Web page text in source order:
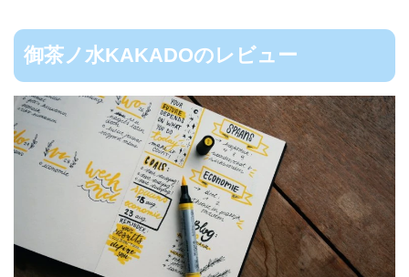
御茶ノ水KAKADOのレビュー